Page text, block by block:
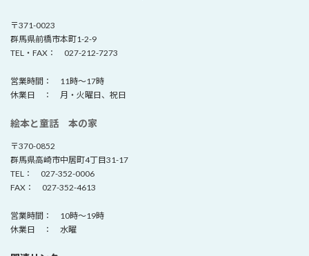
〒371-0023
群馬県前橋市本町1-2-9
TEL・FAX： 027-212-7273
営業時間： 11時～17時
休業日 ： 月・火曜日、祝日
絵本と童話 本の家
〒370-0852
群馬県高崎市中居町4丁目31-17
TEL： 027-352-0006
FAX： 027-352-4613
営業時間： 10時～19時
休業日 ： 水曜